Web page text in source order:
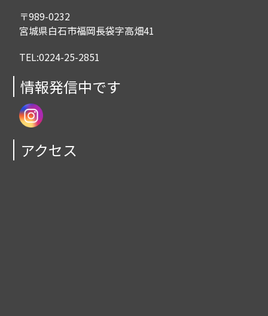
〒989-0232
宮城県白石市福岡長袋字高畑41
TEL:0224-25-2851
情報発信中です
アクセス